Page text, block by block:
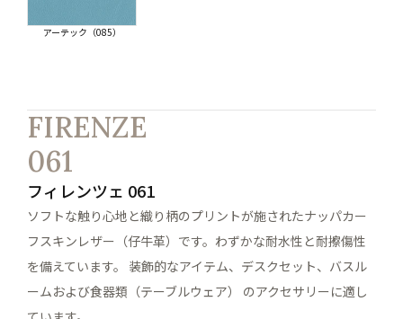
アーテック（085）
FIRENZE
061
フィレンツェ 061
ソフトな触り心地と織り柄のプリントが施されたナッパカー
フスキンレザー（仔牛革）です。わずかな耐水性と耐擦傷性
を備えています。 装飾的なアイテム、デスクセット、バスル
ームおよび食器類（テーブルウェア） のアクセサリーに適し